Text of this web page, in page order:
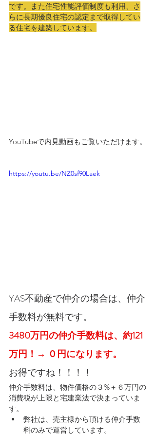
です。また住宅性能評価制度も利用、さ
らに長期優良住宅の認定まで取得してい
る住宅を建築しています。
YouTubeで内見動画もご覧いただけます。
https://youtu.be/NZ0sf90Laek
YAS不動産で仲介の場合は、仲介
手数料が無料です。
3480万円の仲介手数料は、約121
万円！→ ０円になります。
お得ですね！！！！
仲介手数料は、物件価格の３%＋６万円の
消費税が上限と宅建業法で決まっていま
す。
弊社は、売主様から頂ける仲介手数
料のみで運営しています。